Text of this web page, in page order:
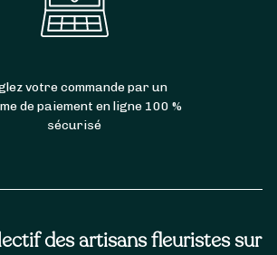
des artisans fleuristes sur
votre commande par un
de paiement en ligne 100 %
sécurisé